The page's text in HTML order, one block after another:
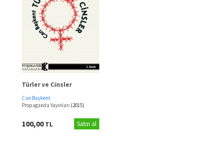
Türler ve Cinsler
Can Başkent
Propaganda Yayınları (2015)
100,00TL Satın al